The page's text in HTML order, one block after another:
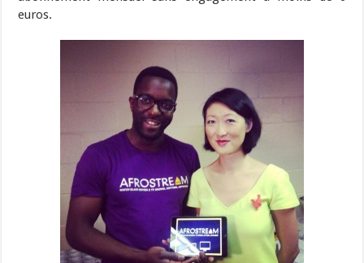
euros.